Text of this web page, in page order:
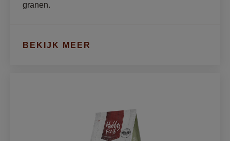
granen.
BEKIJK MEER